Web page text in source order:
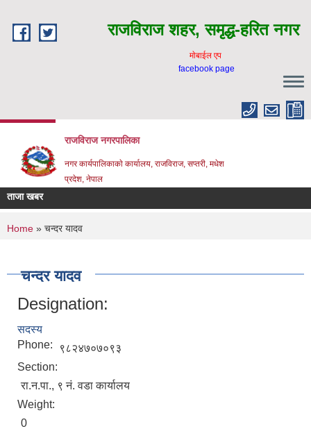
राजविराज शहर, समृद्ध-हरित नगर
माेबाईल एप
facebook page
राजविराज नगरपालिका
नगर कार्यपालिकाकाे कार्यालय, राजविराज, सप्तरी, मधेश
प्रदेश, नेपाल
ताजा खबर
You are here
Home » चन्दर यादव
चन्दर यादव
Designation:
सदस्य
Phone:
९८२४७०७०९३
Section:
रा.न.पा., ९ नं. वडा कार्यालय
Weight:
0